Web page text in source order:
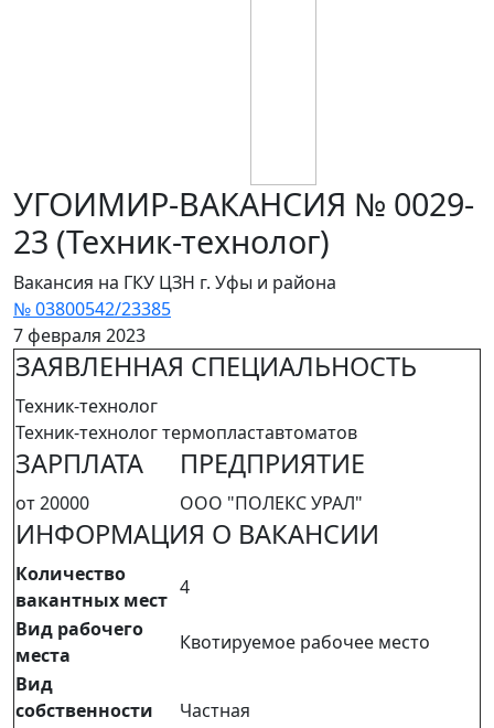
УГОИМИР-ВАКАНСИЯ № 0029-
23 (Техник-технолог)
Вакансия на ГКУ ЦЗН г. Уфы и района
№ 03800542/23385
7 февраля 2023
ЗАЯВЛЕННАЯ СПЕЦИАЛЬНОСТЬ
Техник-технолог
Техник-технолог термопластавтоматов
ЗАРПЛАТА ПРЕДПРИЯТИЕ
от 20000 ООО "ПОЛЕКС УРАЛ"
ИНФОРМАЦИЯ О ВАКАНСИИ
Количество
вакантных мест
4
Вид рабочего
места
Квотируемое рабочее место
Вид
собственности
Частная